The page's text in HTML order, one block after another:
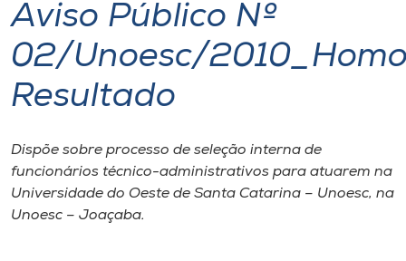
Internacionalização
I.nova
Cultura
Aviso Público Nº
02/Unoesc/
Resultado
Dispõe sobre processo de seleção interna de
funcionários técnico-administrativos para atuarem na
Universidade do Oeste de Santa Catarina – Unoesc, na
Unoesc – Joaçaba.